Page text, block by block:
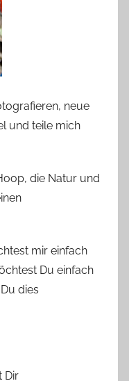
neue
und teile mich
die Natur und
mir einfach
Du einfach
dies
Dir